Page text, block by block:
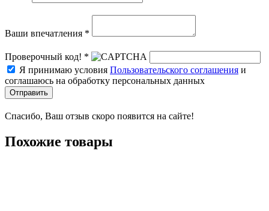
Ваши впечатления *
Проверочный код! *
Я принимаю условия Пользовательского соглашения и
соглашаюсь на обработку персональных данных
Отправить
Спасибо, Ваш отзыв скоро появится на сайте!
Похожие товары